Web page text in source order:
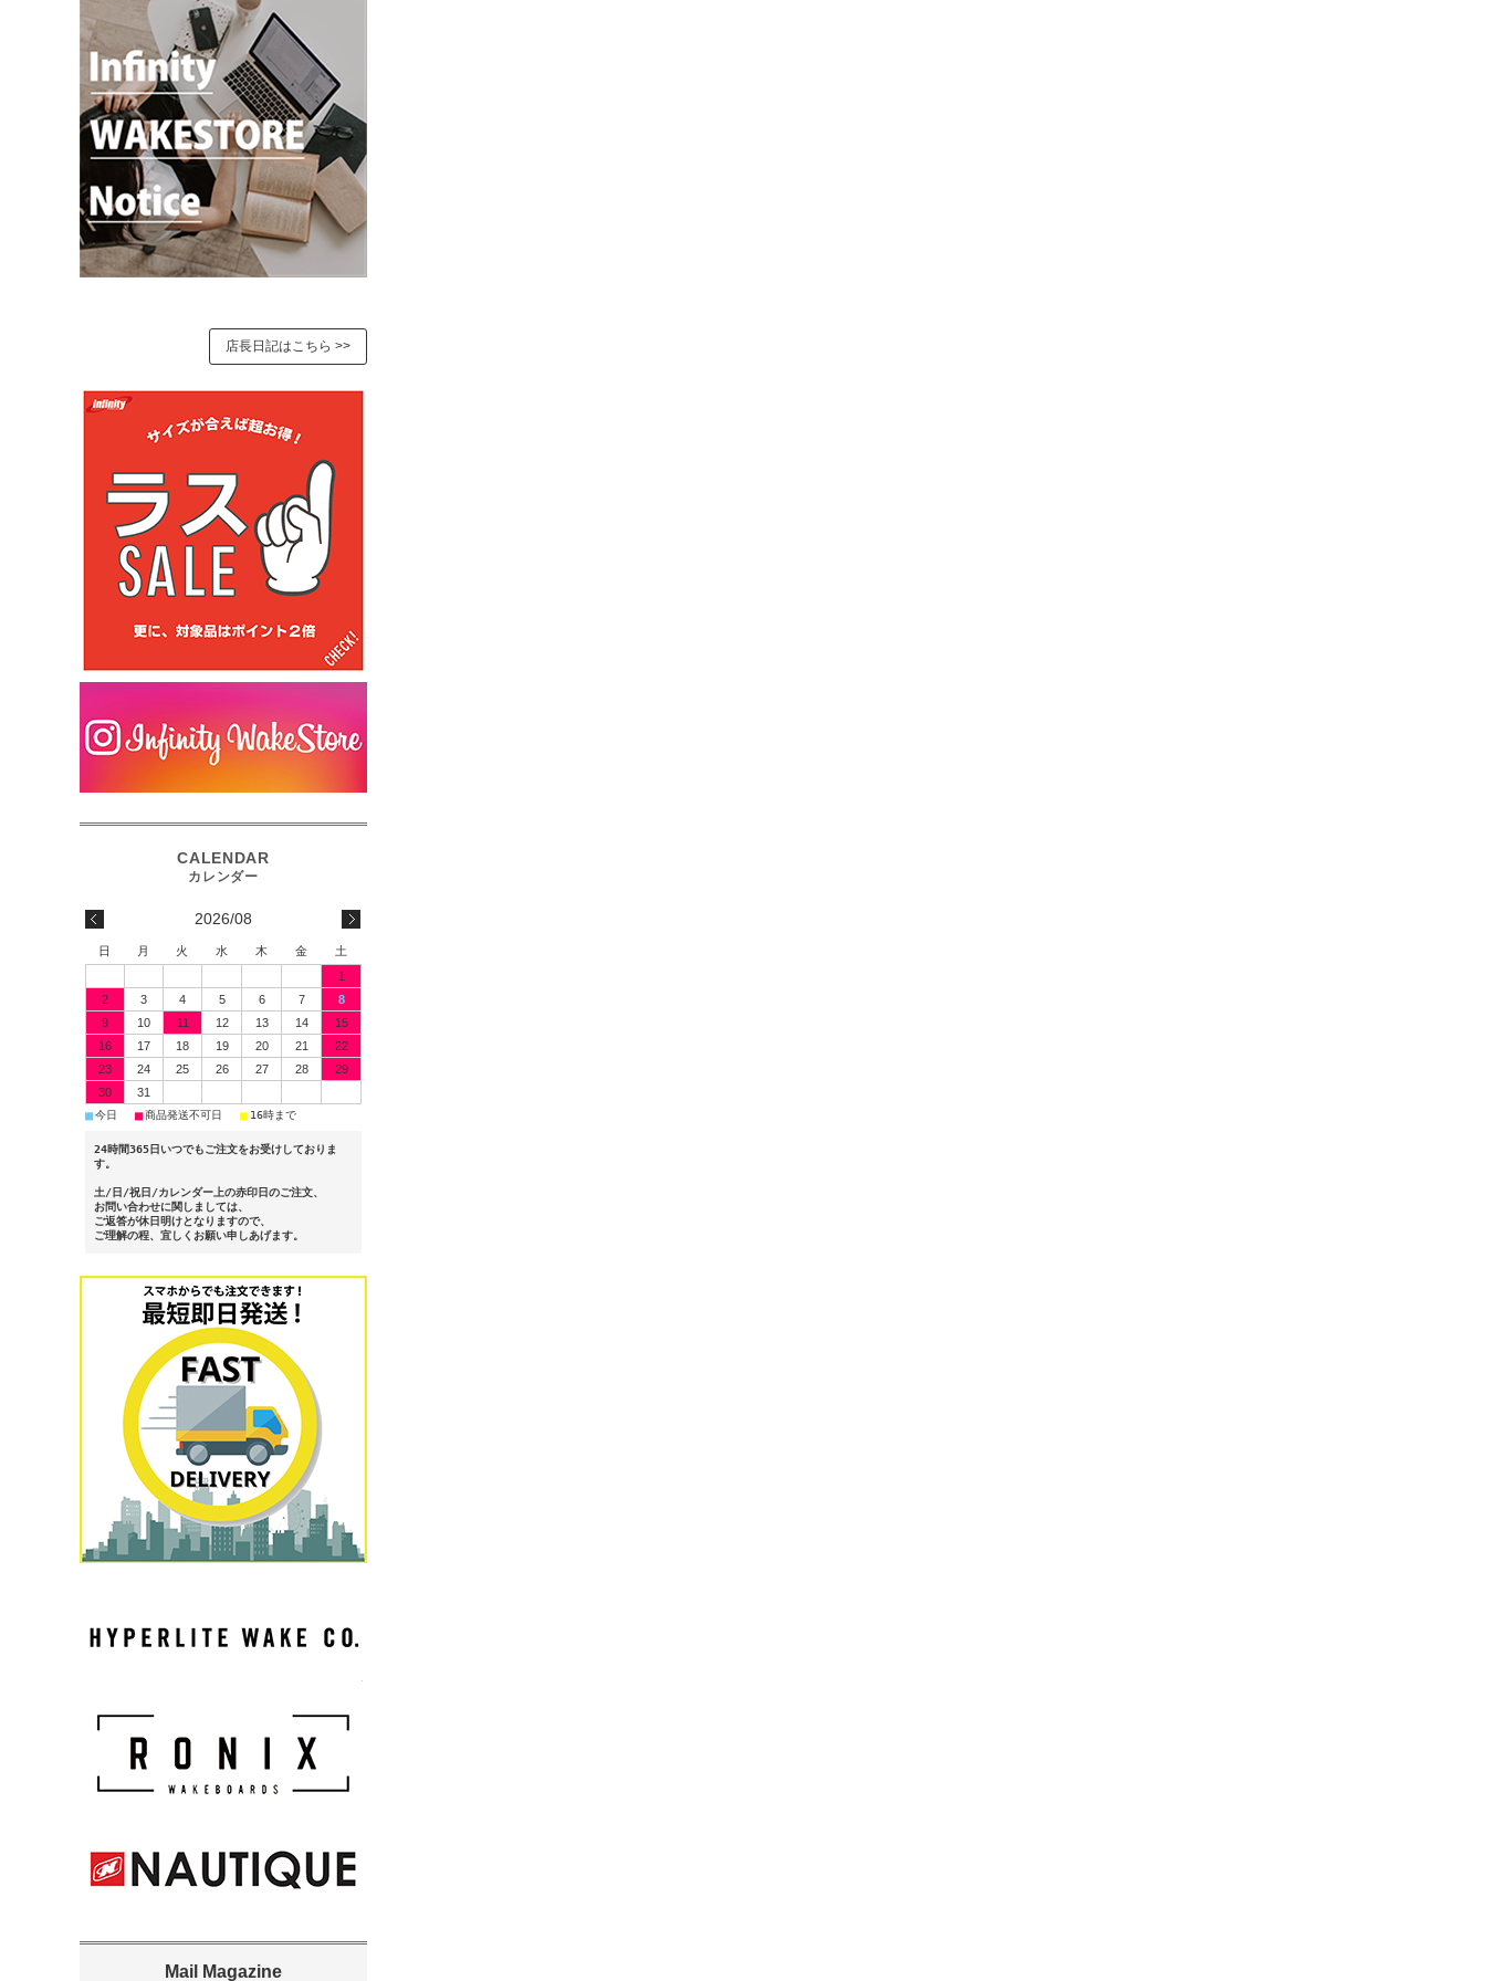
店長日記はこちら >>
2026/08
日 月 火 水 木 金
土
1
2
3 4 5 6 7
8
9
10 11 12 13 14
15
16
17 18 19 20 21
22
23
24 25 26 27 28
29
30
31
■今日 ■商品発送不可日 ■ 16時まで
24時間365日いつでもご注文をお受けしておりま
す。
土/日/祝日/カレンダー上の赤印日のご注文、
お問い合わせに関しましては、
ご返答が休日明けとなりますので、
ご理解の程、宜しくお願い申しあげます。